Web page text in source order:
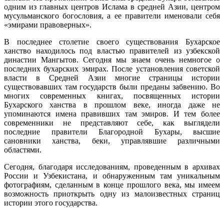
одним из главных центров Ислама в средней Азии, центром
мусульманского богословия, а ее правители именовали себя
«эмирами правоверных».
В последнее столетие своего существования Бухарское
ханство находилось под властью правителей из узбекской
династии Мангытов. Сегодня мы знаем очень немногое о
последних бухарских эмирах. После установления советской
власти в Средней Азии многие страницы истории
существовавших там государств были преданы забвению. Во
многих современных книгах, посвященных истории
Бухарского ханства в прошлом веке, иногда даже не
упоминаются имена правивших там эмиров. И тем более
современники не представляют себе, как выглядели
последние правители Благородной Бухары, высшие
сановники ханства, беки, управлявшие различными
областями.
Сегодня, благодаря исследованиям, проведенным в архивах
России и Узбекистана, и обнаруженным там уникальным
фотографиям, сделанным в конце прошлого века, мы имеем
возможность приоткрыть одну из малоизвестных страниц
истории этого государства.